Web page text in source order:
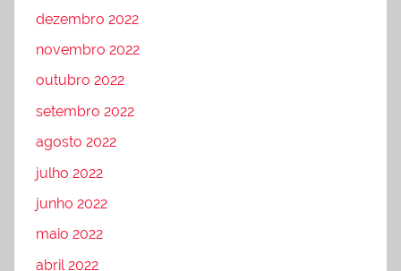
dezembro 2022
novembro 2022
outubro 2022
setembro 2022
agosto 2022
julho 2022
junho 2022
maio 2022
abril 2022